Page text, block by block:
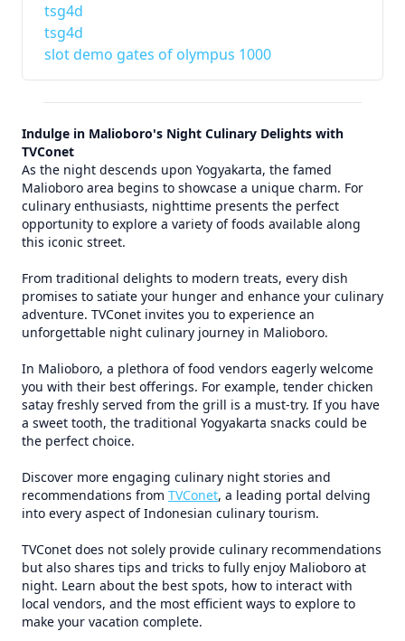
tsg4d
tsg4d
slot demo gates of olympus 1000
Indulge in Malioboro's Night Culinary Delights with
TVConet
As the night descends upon Yogyakarta, the famed
Malioboro area begins to showcase a unique charm. For
culinary enthusiasts, nighttime presents the perfect
opportunity to explore a variety of foods available along
this iconic street.
From traditional delights to modern treats, every dish
promises to satiate your hunger and enhance your culinary
adventure. TVConet invites you to experience an
unforgettable night culinary journey in Malioboro.
In Malioboro, a plethora of food vendors eagerly welcome
you with their best offerings. For example, tender chicken
satay freshly served from the grill is a must-try. If you have
a sweet tooth, the traditional Yogyakarta snacks could be
the perfect choice.
Discover more engaging culinary night stories and
recommendations from TVConet, a leading portal delving
into every aspect of Indonesian culinary tourism.
TVConet does not solely provide culinary recommendations
but also shares tips and tricks to fully enjoy Malioboro at
night. Learn about the best spots, how to interact with
local vendors, and the most efficient ways to explore to
make your vacation complete.